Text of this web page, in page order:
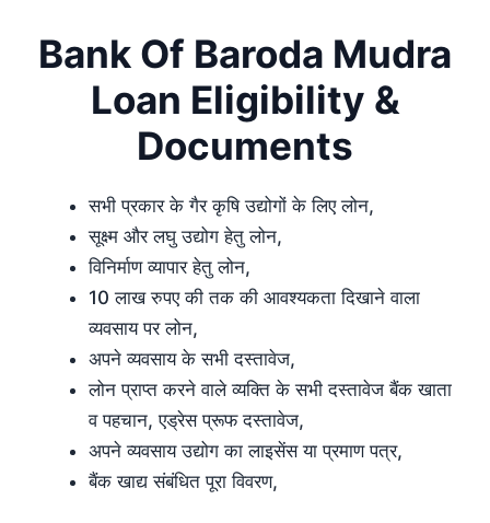
Bank Of Baroda Mudra
Loan Eligibility &
Documents
सभी प्रकार के गैर कृषि उद्योगों के लिए लोन,
सूक्ष्म और लघु उद्योग हेतु लोन,
विनिर्माण व्यापार हेतु लोन,
10 लाख रुपए की तक की आवश्यकता दिखाने वाला
व्यवसाय पर लोन,
अपने व्यवसाय के सभी दस्तावेज,
लोन प्राप्त करने वाले व्यक्ति के सभी दस्तावेज बैंक खाता
व पहचान, एड्रेस प्रूफ दस्तावेज,
अपने व्यवसाय उद्योग का लाइसेंस या प्रमाण पत्र,
बैंक खाद्य संबंधित पूरा विवरण,